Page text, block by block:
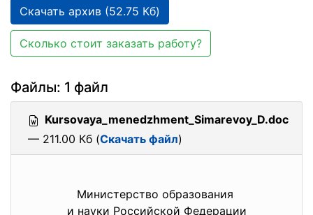
Скачать архив (52.75 Кб)
Сколько стоит заказать работу?
Файлы: 1 файл
Kursovaya_menedzhment_Simarevoy_D.doc
— 211.00 Кб (Скачать файл)
Министерство образования
и науки Российской Федерации